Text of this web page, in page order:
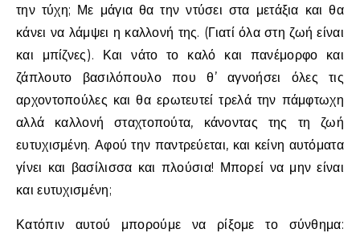
την τύχη; Με μάγια θα την ντύσει στα μετάξια και θα
κάνει να λάμψει η καλλονή της. (Γιατί όλα στη ζωή είναι
και μπίζνες). Και νάτο το καλό και πανέμορφο και
ζάπλουτο βασιλόπουλο που θ’ αγνοήσει όλες τις
αρχοντοπούλες και θα ερωτευτεί τρελά την πάμφτωχη
αλλά καλλονή σταχτοπούτα, κάνοντας της τη ζωή
ευτυχισμένη. Αφού την παντρεύεται, και κείνη αυτόματα
γίνει και βασίλισσα και πλούσια! Μπορεί να μην είναι
και ευτυχισμένη;
Κατόπιν αυτού μπορούμε να ρίξομε το σύνθημα: